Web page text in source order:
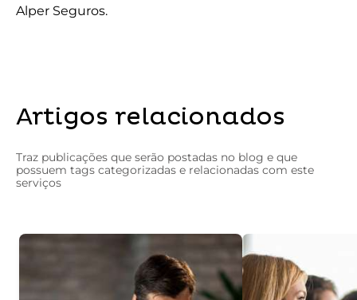
Alper Seguros.
Artigos relacionados
Traz publicações que serão postadas no blog e que
possuem tags categorizadas e relacionadas com este
serviços